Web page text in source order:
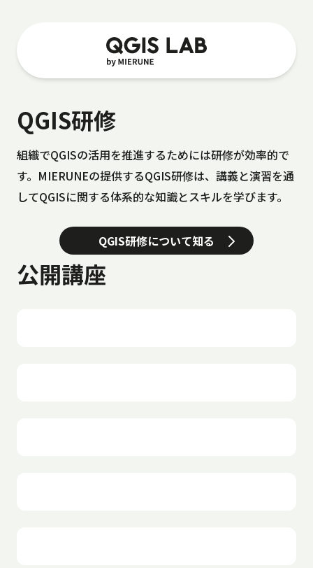
QGIS研修
組織でQGISの活用を推進するためには研修が効率的で
す。MIERUNEの提供するQGIS研修は、講義と演習を通
してQGISに関する体系的な知識とスキルを学びます。
QGIS研修について知る
公開講座